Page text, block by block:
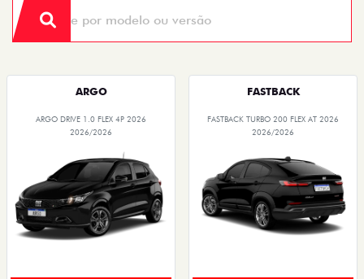
ARGO
ARGO DRIVE 1.0 FLEX 4P 2026
2026/2026
FASTBACK
FASTBACK TURBO 200 FLEX AT 2026
2026/2026